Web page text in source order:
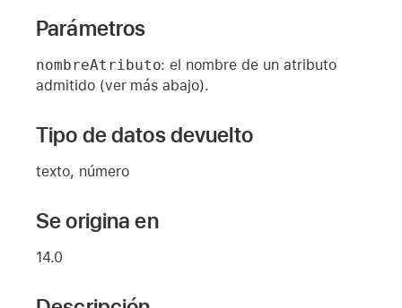
Parámetros
nombreAtributo: el nombre de un atributo
admitido (ver más abajo).
Tipo de datos devuelto
texto, número
Se origina en
14.0